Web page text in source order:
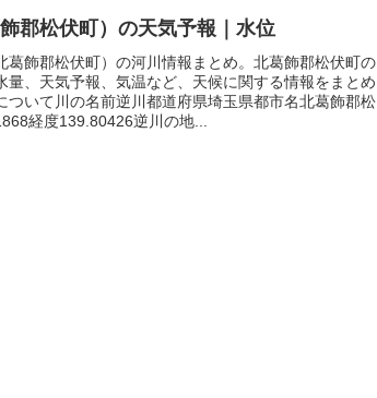
郡松伏町）の天気予報｜水位
葛飾郡松伏町）の河川情報まとめ。北葛飾郡松伏町の
量、天気予報、気温など、天候に関する情報をまとめ
ついて川の名前逆川都道府県埼玉県都市名北葛飾郡松
経度139.80426逆川の地...